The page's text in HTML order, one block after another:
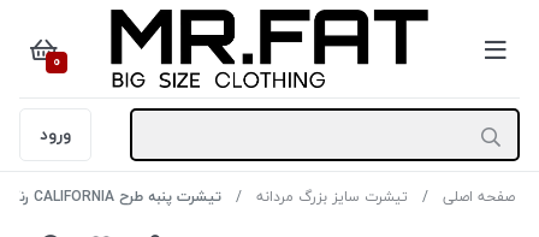
0
ورود
صفحه اصلی تیشرت سایز بزرگ مردانه تیشرت پنبه طرح CALIFORNIA رنگ سورمه ای سایز 4XL